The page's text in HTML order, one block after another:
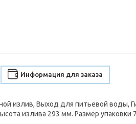
Информация для заказа
излив, Выход для питьевой воды,
излива 293 мм. Размер упаковки